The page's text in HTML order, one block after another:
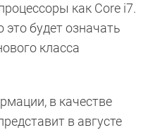
как Core i7.
это будет означать
класса
в качестве
в августе